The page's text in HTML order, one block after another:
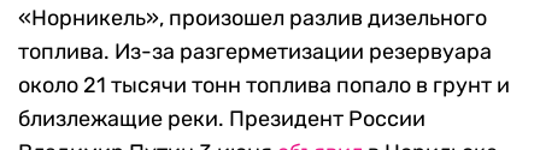
«Норникель», произошел разлив дизельного
топлива. Из-за разгерметизации резервуара
около 21 тысячи тонн топлива попало в грунт и
близлежащие реки. Президент России